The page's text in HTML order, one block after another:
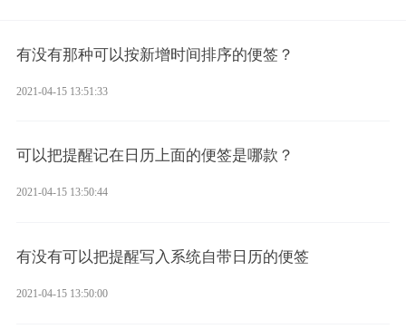
有没有那种可以按新增时间排序的便签？
2021-04-15 13:51:33
可以把提醒记在日历上面的便签是哪款？
2021-04-15 13:50:44
有没有可以把提醒写入系统自带日历的便签
2021-04-15 13:50:00